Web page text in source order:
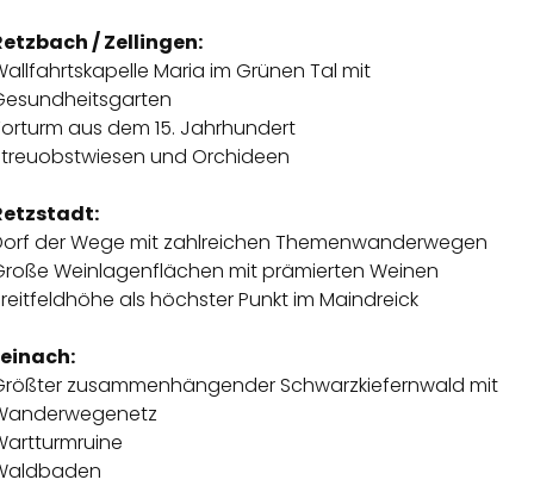
/ Zellingen:
Maria im Grünen Tal mit
aus dem 15. Jahrhundert
und Orchideen
der Wege mit zahlreichen Themenwanderwegen
Weinlagenflächen mit prämierten Weinen
als höchster Punkt im Maindreick
zusammenhängender Schwarzkiefernwald mit